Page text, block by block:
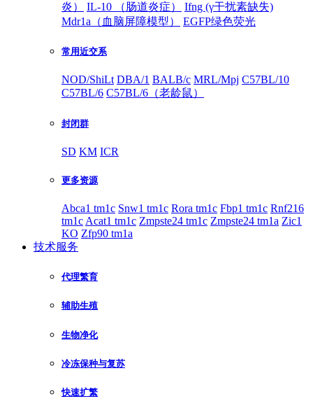
炎）
IL-10 （肠道炎症）
Ifng (γ干扰素缺失)
Mdr1a（血脑屏障模型）
EGFP绿色荧光
常用近交系
NOD/ShiLt DBA/1 BALB/c MRL/Mpj C57BL/10
C57BL/6 C57BL/6（老龄鼠）
封闭群
SD KM ICR
更多资源
Abca1 tm1c Snw1 tm1c Rora tm1c Fbp1 tm1c Rnf216
tm1c Acat1 tm1c Zmpste24 tm1c Zmpste24 tm1a Zic1
KO Zfp90 tm1a
技术服务
代理繁育
辅助生殖
生物净化
冷冻保种与复苏
快速扩繁